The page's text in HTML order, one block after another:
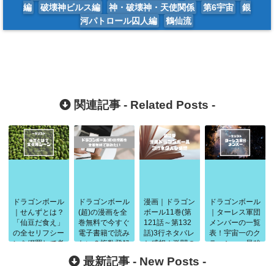
編
破壊神ビルス編 神・破壊神・天使関係 第6宇宙
銀
河パトロール囚人編
鶴仙流
関連記事 - Related Posts -
ドラゴンボール
｜せんずとは？
「仙豆だ食え」
の全セリフシー
ンを網羅して考
ドラゴンボール
(超)の漫画を全
巻無料で今すぐ
電子書籍で読み
たい？複数登録
でお得になる
漫画｜ドラゴン
ボール11巻(第
121話～第132
話)3行ネタバレ
と感想｜激闘の
ドラゴンボール
｜ターレス軍団
メンバーの一覧
表！宇宙一のク
ラッシャー最凶
最新記事 - New Posts -